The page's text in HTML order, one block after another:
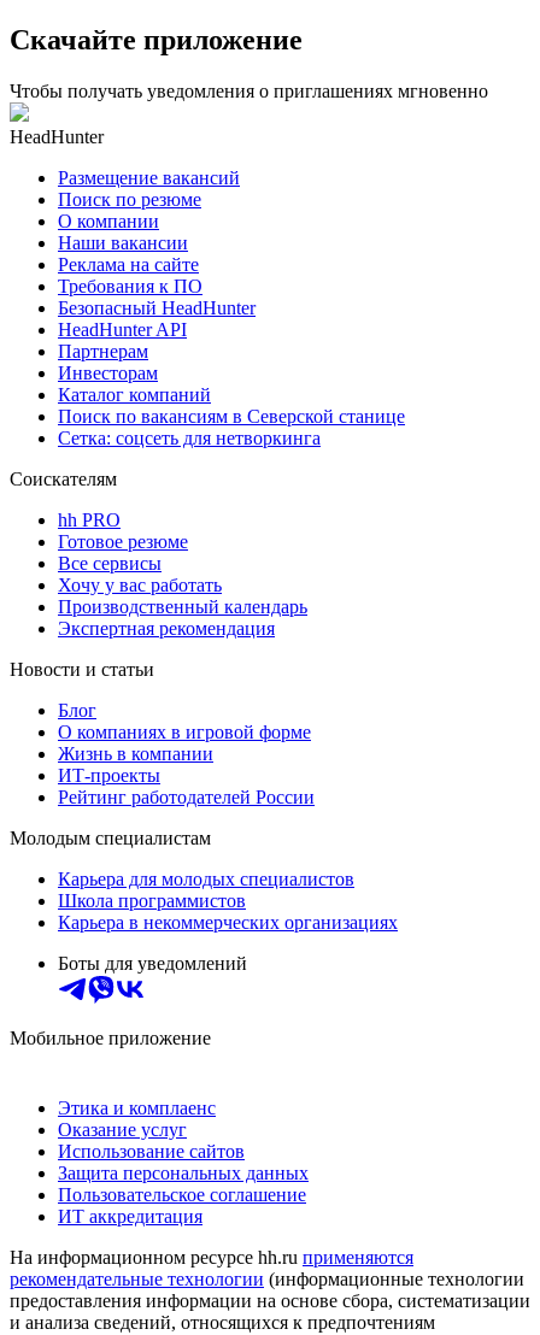
Скачайте приложение
Чтобы получать уведомления о приглашениях мгновенно
HeadHunter
Размещение вакансий
Поиск по резюме
О компании
Наши вакансии
Реклама на сайте
Требования к ПО
Безопасный HeadHunter
HeadHunter API
Партнерам
Инвесторам
Каталог компаний
Поиск по вакансиям в Северской станице
Сетка: соцсеть для нетворкинга
Соискателям
hh PRO
Готовое резюме
Все сервисы
Хочу у вас работать
Производственный календарь
Экспертная рекомендация
Новости и статьи
Блог
О компаниях в игровой форме
Жизнь в компании
ИТ-проекты
Рейтинг работодателей России
Молодым специалистам
Карьера для молодых специалистов
Школа программистов
Карьера в некоммерческих организациях
Боты для уведомлений
Мобильное приложение
Этика и комплаенс
Оказание услуг
Использование сайтов
Защита персональных данных
Пользовательское соглашение
ИТ аккредитация
На информационном ресурсе hh.ru применяются
рекомендательные технологии (информационные технологии
предоставления информации на основе сбора, систематизации
и анализа сведений, относящихся к предпочтениям